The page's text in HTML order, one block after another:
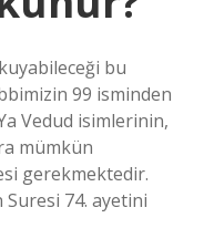
bu
99 isminden
Vedud isimlerinin,
mümkün
gerekmektedir.
74. ayetini